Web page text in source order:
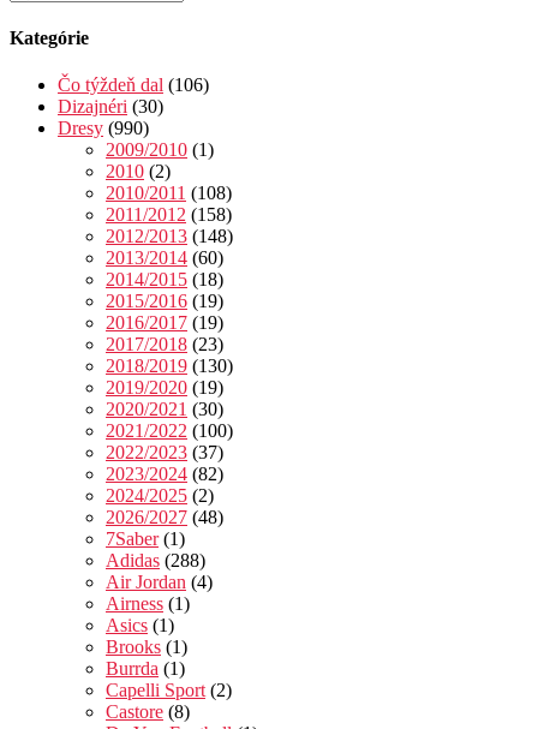
Kategórie
Čo týždeň dal (106)
Dizajnéri (30)
Dresy (990)
2009/2010 (1)
2010 (2)
2010/2011 (108)
2011/2012 (158)
2012/2013 (148)
2013/2014 (60)
2014/2015 (18)
2015/2016 (19)
2016/2017 (19)
2017/2018 (23)
2018/2019 (130)
2019/2020 (19)
2020/2021 (30)
2021/2022 (100)
2022/2023 (37)
2023/2024 (82)
2024/2025 (2)
2026/2027 (48)
7Saber(1)
Adidas (288)
Air Jordan (4)
Airness (1)
Asics (1)
Brooks (1)
Burrda (1)
Capelli Sport (2)
Castore (8)